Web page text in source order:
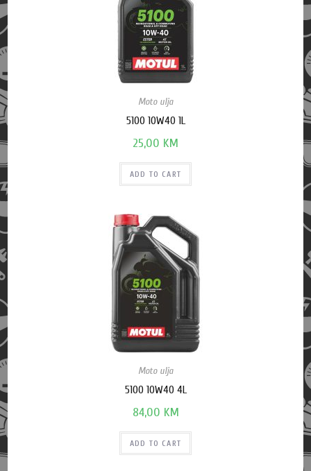
Moto ulja
5100 10W40 1L
25,00 KM
ADD TO CART
Moto ulja
5100 10W40 4L
84,00 KM
ADD TO CART